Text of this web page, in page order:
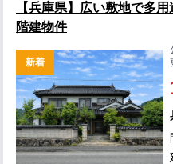
【兵庫県】広い敷地で多
階建物件
新着